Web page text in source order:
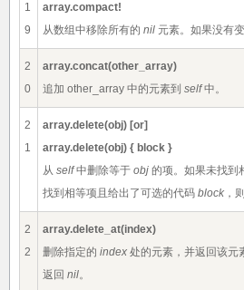
1
9
array.compact!
从数组中移除所有的 nil 元素。如果没有
2
0
array.concat(other_array)
追加 other_array 中的元素到 self中。
2
1
array.delete(obj) [or]
array.delete(obj) { block }
从 self中删除等于 obj 的项。如果未找到
找到相等项且给出了可选的代码 block ，
2
2
array.delete_at(index)
删除指定的 index 处的元素，并返回该元
返回 nil。